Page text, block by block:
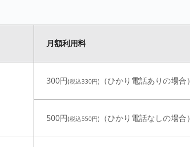
月額利用料
300円(税込330円) （ひかり電話ありの場合）
500円(税込550円) （ひかり電話なしの場合）